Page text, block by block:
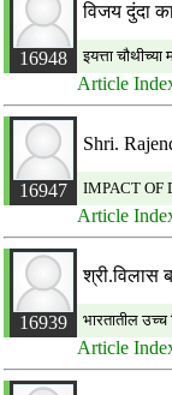
16948
विजय दुंदा
इयत्ता
Article
16947
Shri.
IMPACT OF
Article
16939
श्री.विलास
भारतातील उच्च
Article